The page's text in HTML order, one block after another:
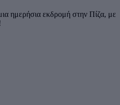
ημερήσια εκδρομή στην Πίζα, με